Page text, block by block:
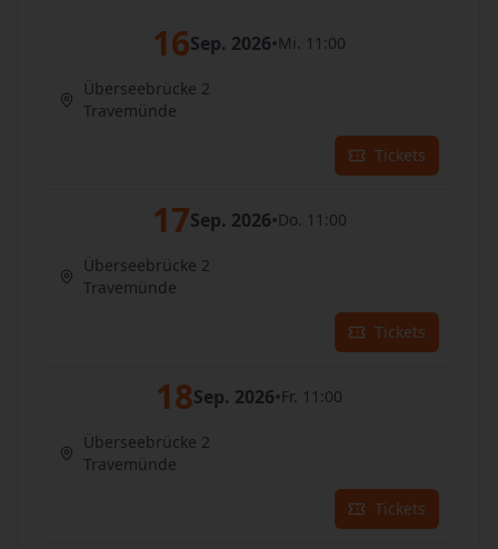
16Sep. 2026•Mi. 11:00
Überseebrücke 2
Travemünde
Tickets
17Sep. 2026•Do. 11:00
Überseebrücke 2
Travemünde
Tickets
18Sep. 2026•Fr. 11:00
Überseebrücke 2
Travemünde
Tickets